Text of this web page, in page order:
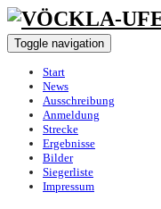
Toggle navigation
Start
News
Ausschreibung
Anmeldung
Strecke
Ergebnisse
Bilder
Siegerliste
Impressum